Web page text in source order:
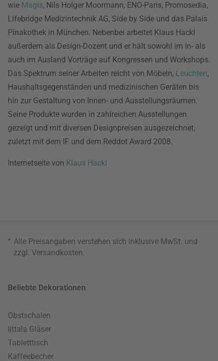
wie Magis, Nils Holger Moormann, ENO-Paris, Promosedia,
Lifebridge Medizintechnik AG, Side by Side und das Palais
Pinakothek in München. Nebenbei arbeitet Klaus Hackl
außerdem als Design-Dozent und er hält sowohl im In- als
auch im Ausland Vorträge auf Kongressen und Workshops.
Das Spektrum seiner Arbeiten reicht von Möbeln, Leuchten,
Haushaltsgegenständen und medizinischen Geräten bis
hin zur Gestaltung von Innen- und Ausstellungsräumen.
Seine Produkte wurden in zahlreichen Ausstellungen
gezeigt und mit diversen Designpreisen ausgezeichnet,
zuletzt mit dem IF und dem Reddot Award 2008.
Internetseite von Klaus Hackl
* Alle Preisangaben verstehen sich inklusive MwSt. und
zzgl. Versandkosten.
Beliebte Dekorationen
Obstschalen
Iittala Gläser
Tabletttisch
Kaffeebecher